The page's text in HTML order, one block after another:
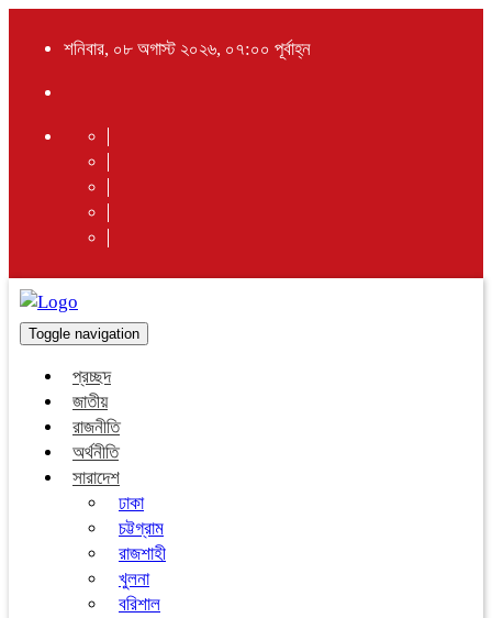
শনিবার, ০৮ অগাস্ট ২০২৬, ০৭:০০ পূর্বাহ্ন
Toggle navigation
প্রচ্ছদ
জাতীয়
রাজনীতি
অর্থনীতি
সারাদেশ
ঢাকা
চট্টগ্রাম
রাজশাহী
খুলনা
বরিশাল